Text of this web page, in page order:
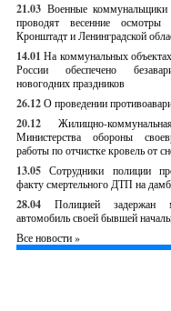
21.03 Военные
проводят весенние
Кронштадт и Ленинградской
14.01 На коммунальных
России обеспечено
новогодних праздников
26.12О проведении
20.12
Жилищно-
Министерства обороны
работы по отчистке кровель от
13.05 Сотрудники полиции
факту смертельного ДТП на
28.04
Полицией задержан
автомобиль своей бывшей
Все новости »